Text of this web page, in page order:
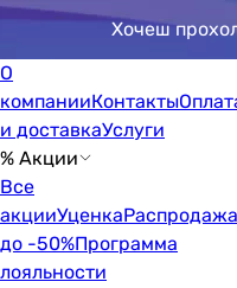
Хочеш
О
компанииКонтакты
и доставкаУслуги
% Акции
Все
акцииУценкаРаспродажа
до -50%Программа
лояльности